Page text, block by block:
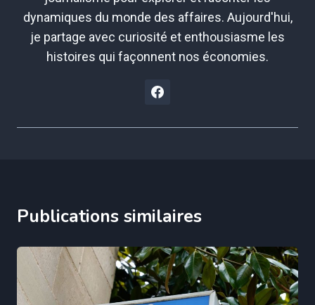
dynamiques du monde des affaires. Aujourd'hui,
je partage avec curiosité et enthousiasme les
histoires qui façonnent nos économies.
Publications similaires